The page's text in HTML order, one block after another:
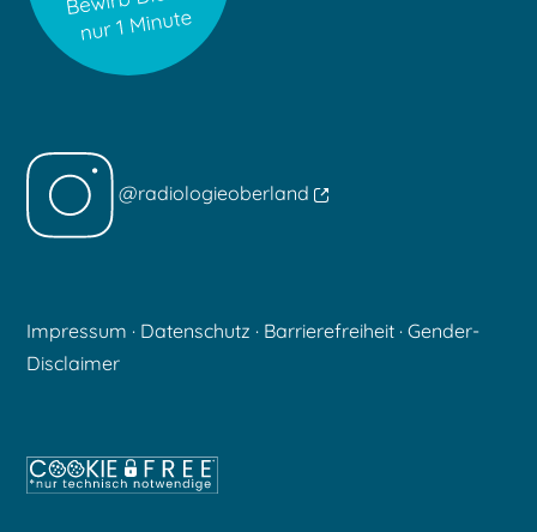
@radiologieoberland
Impressum · Datenschutz · Barrierefreiheit ·Gender-
Disclaimer